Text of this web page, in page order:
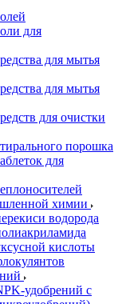
для
для мытья
для мытья
для очистки
порошка
для
химии
водорода
кислоты
удобрений с